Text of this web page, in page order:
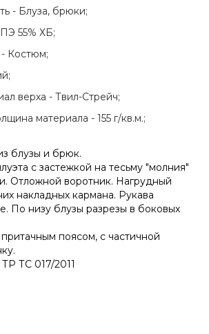
- Блуза, брюки;
55% ХБ;
Костюм;
верха - Твил-Стрейч;
материала - 155 г/кв.м.;
блузы и брюк.
с застежкой на тесьму "молния"
Отложной воротник. Нагрудный
накладных кармана. Рукава
По низу блузы разрезы в боковых
поясом, с частичной
ТС 017/2011